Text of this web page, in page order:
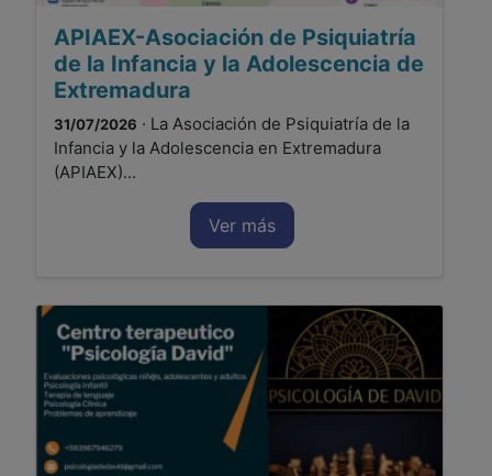
APIAEX-Asociación de Psiquiatría
de la Infancia y la Adolescencia de
Extremadura
31/07/2026 · La Asociación de Psiquiatría de la
Infancia y la Adolescencia en Extremadura
(APIAEX)...
Ver más